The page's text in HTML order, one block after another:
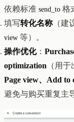
依赖标准 send_to 格
填写转化名称（建
view 等）。
操作优化：
optimization （用
Page view、Add to
避免与购买重复主